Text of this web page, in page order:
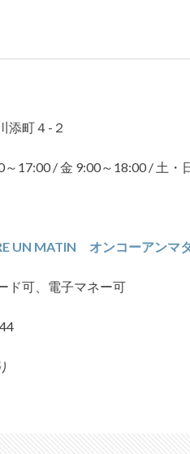
添町４-２
～17:00 / 金 9:00～18:00 / 土・
UN MATIN オンコーアンマ
ド可、電子マネー可